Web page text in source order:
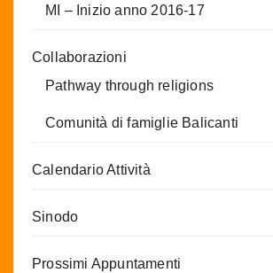
MI – Inizio anno 2016-17
Collaborazioni
Pathway through religions
Comunità di famiglie Balicanti
Calendario Attività
Sinodo
Prossimi Appuntamenti